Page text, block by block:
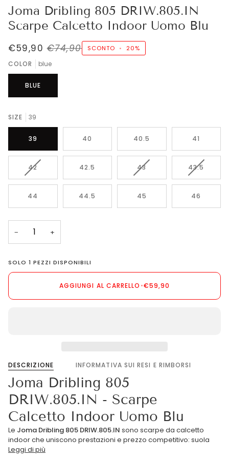
Joma Dribling 805 DRIW.805.IN
Scarpe Calcetto Indoor Uomo Blu
€59,90 €74,90 SCONTO • 20%
COLOR blue
BLUE
SIZE 39
39 40 40.5 41
42VARIANTE
O
NON
42.5 43VARIANTE
O
NON
43.5VARIANTE
O
NON
44 44.5 45 46
− +
SOLO1 PEZZI DISPONIBILI
AGGIUNGI AL CARRELLO •€59,90
DESCRIZIONE INFORMATIVA SUI RESI E RIMBORSI
Joma Dribling 805
DRIW.805.IN - Scarpe
Calcetto Indoor Uomo Blu
Le Joma Dribling 805 DRIW.805.IN sono scarpe da calcetto
indoor che uniscono prestazioni e prezzo competitivo: suola
Leggi di più